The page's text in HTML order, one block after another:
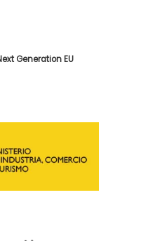
Generation EU